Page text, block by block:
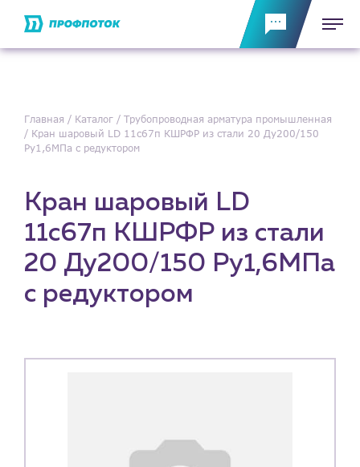
Главная Каталог
Трубопроводная арматура промышленная
Кран шаровый LD 11с67п КШРФР из стали 20 Ду200/150
Ру1,6МПа с редуктором
Кран шаровый LD
11с67п КШРФР из стали
20 Ду200/150 Ру1,6МПа
с редуктором